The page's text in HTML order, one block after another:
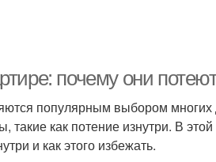
почему они
популярным выбором
как потение изнутри. В
и как этого избежать.